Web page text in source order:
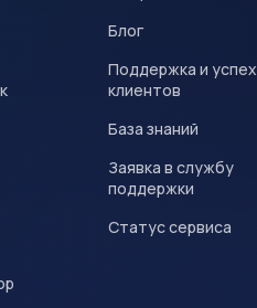
Блог
Поддержка и успех
клиентов
База знаний
Заявка в службу
поддержки
Статус сервиса